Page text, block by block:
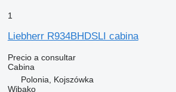
1
Liebherr R934BHDSLI cabina
Precio a consultar
Cabina
Polonia, Kojszówka
Wibako